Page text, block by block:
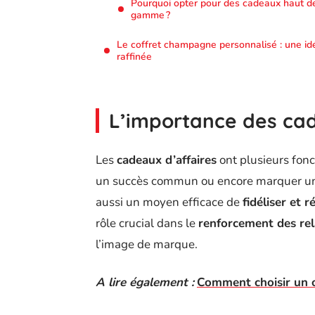
Pourquoi opter pour des cadeaux haut
gamme ?
Le coffret champagne personnalisé : une
raffinée
L’importance des
Lescadeaux d’affairesont plusieurs
un succès commun ou encore marquer
aussi un moyen efficace defidéliser et
rôle crucial dans le renforcement des
l’image de marque.
A lire également : Comment choisir un